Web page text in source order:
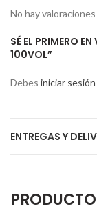
No hay valoraciones
SÉ EL PRIMERO
100VOL”
Debes iniciar sesión
ENTREGAS Y